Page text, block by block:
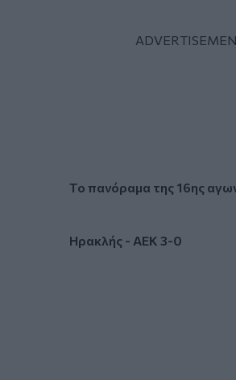
Το πανόραμα της 16ης
Ηρακλής - ΑΕΚ 3-0